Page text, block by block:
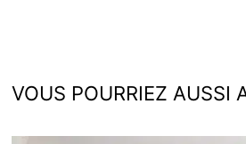
VOUS POURRIEZ AUSSI